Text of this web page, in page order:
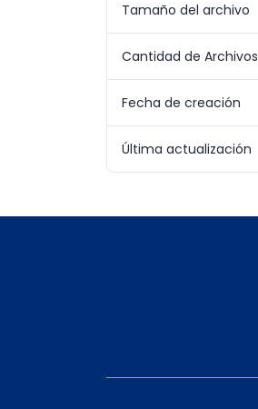
Tamaño del archivo
Cantidad de Archivos
Fecha de creación
Última actualización